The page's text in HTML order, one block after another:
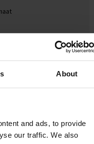
About
and ads, to provide
our traffic. We also
uitvoering